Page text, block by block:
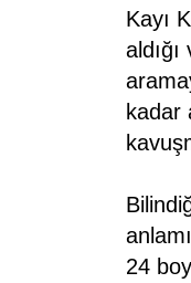
Kayı
kadar
24